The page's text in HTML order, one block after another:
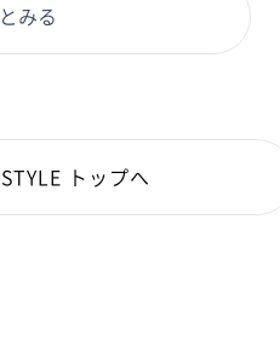
みる
トップへ